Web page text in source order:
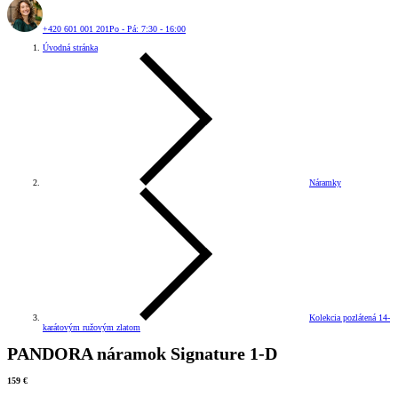
+420 601 001 201Po - Pá: 7:30 - 16:00
Úvodná stránka
Náramky
Kolekcia pozlátená 14-
karátovým ružovým zlatom
PANDORA náramok Signature 1-D
159 €